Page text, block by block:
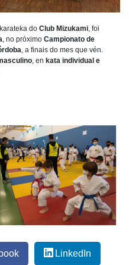
do Club Mizukami , foi
, no próximo Campionato de
, a finais do mes que vén.
, en kata individual e
LinkedIn